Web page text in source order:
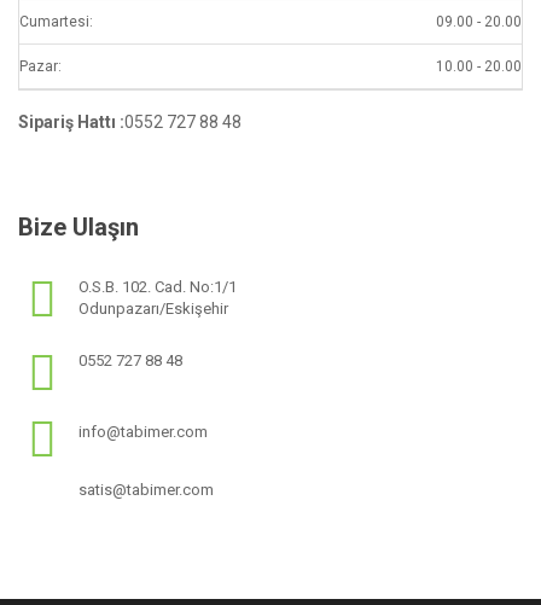
Cumartesi: 09.00 - 20.00
Pazar: 10.00 - 20.00
Sipariş Hattı :0552 727 88 48
Bize Ulaşın
O.S.B. 102. Cad. No:1/1
Odunpazarı/Eskişehir
0552 727 88 48
info@tabimer.com
satis@tabimer.com